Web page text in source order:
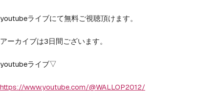
youtubeライブにて無料ご視聴頂けます。
アーカイブは3日間ございます。
youtubeライブ▽
https://www.youtube.com/@WALLOP2012/